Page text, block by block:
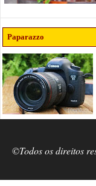
Paparazzo
©Todos os direitos